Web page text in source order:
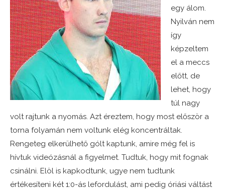
egy álom.
Nyilván nem
így
képzeltem
el a meccs
előtt, de
lehet, hogy
túl nagy
volt rajtunk a nyomás. Azt éreztem, hogy most először a
torna folyamán nem voltunk elég koncentráltak.
Rengeteg elkerülhető gólt kaptunk, amire még fel is
hívtuk videózásnál a figyelmet. Tudtuk, hogy mit fognak
csinálni. Elöl is kapkodtunk, ugye nem tudtunk
értékesíteni két 1:0-ás lefordulást, ami pedig óriási váltást